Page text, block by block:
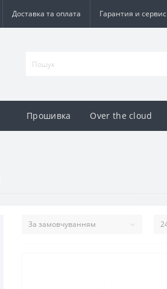
Доставка та оплата Гарантия и сервис
Прошивка Over the cloud